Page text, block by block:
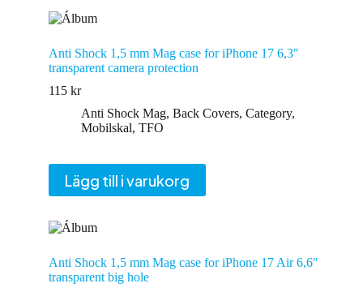
Anti Shock 1,5 mm Mag case for iPhone 17 6,3″
transparent camera protection
115 kr
Anti Shock Mag, Back Covers, Category,
Mobilskal, TFO
Lägg till i varukorg
Anti Shock 1,5 mm Mag case for iPhone 17 Air 6,6″
transparent big hole